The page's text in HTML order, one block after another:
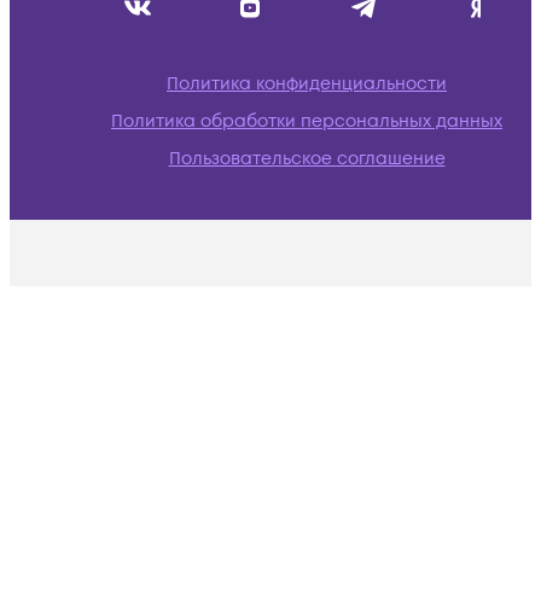
Политика конфиденциальности
Политика обработки персональных данных
Пользовательское соглашение